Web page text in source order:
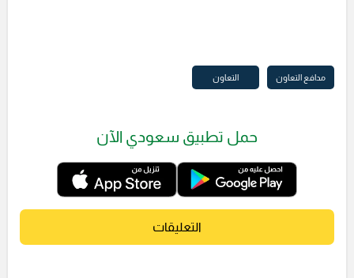
مدافع التعاون التعاون
حمل تطبيق سعودي الآن
التعليقات